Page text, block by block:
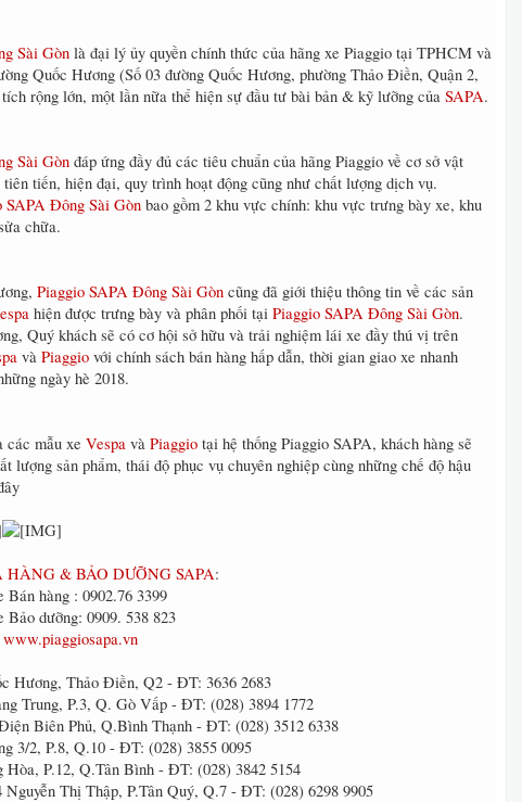
Sài Gòn là đại lý ủy quyền chính thức của hãng xe Piaggio tại TPHCM và
Quốc Hương (Số 03 đường Quốc Hương, phường Thảo Điền, Quận 2,
rộng lớn, một lần nữa thể hiện sự đầu tư bài bản & kỹ lưỡng của SAPA.
Sài Gòn đáp ứng đầy đủ các tiêu chuẩn của hãng Piaggio về cơ sở vật
tiến, hiện đại, quy trình hoạt động cũng như chất lượng dịch vụ.
SAPA Đông Sài Gòn bao gồm 2 khu vực chính: khu vực trưng bày xe, khu
chữa.
Piaggio SAPA Đông Sài Gòn cũng đã giới thiệu thông tin về các sản
hiện được trưng bày và phân phối tại Piaggio SAPA Đông Sài Gòn.
Quý khách sẽ có cơ hội sở hữu và trải nghiệm lái xe đầy thú vị trên
và Piaggio với chính sách bán hàng hấp dẫn, thời gian giao xe nhanh
ngày hè 2018.
mẫu xe Vespa và Piaggio tại hệ thống Piaggio SAPA, khách hàng sẽ
lượng sản phẩm, thái độ phục vụ chuyên nghiệp cùng những chế độ hậu
HÀNG & BẢO DƯỠNG SAPA:
hàng : 0902.76 3399
dưỡng: 0909. 538 823
www.piaggiosapa.vn
Hương, Thảo Điền, Q2 - ĐT: 3636 2683
Trung, P.3, Q. Gò Vấp - ĐT: (028) 3894 1772
Biên Phủ, Q.Bình Thạnh - ĐT: (028) 3512 6338
3/2, P.8, Q.10 - ĐT: (028) 3855 0095
Hòa, P.12, Q.Tân Bình - ĐT: (028) 3842 5154
Nguyễn Thị Thập, P.Tân Quý, Q.7 - ĐT: (028) 6298 9905